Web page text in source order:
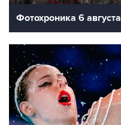
Фотохроника 6 августа